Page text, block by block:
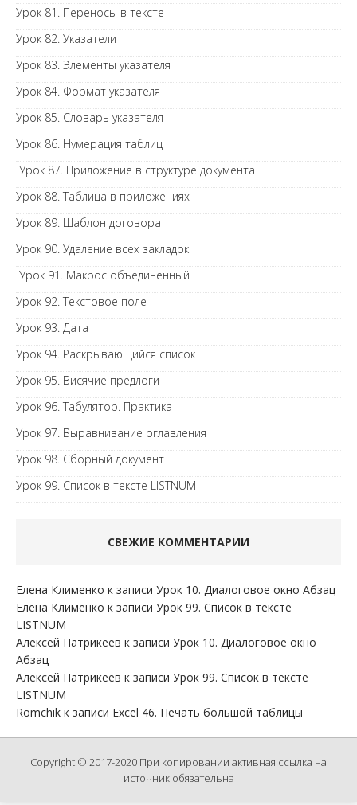
Урок 81. Переносы в тексте
Урок 82. Указатели
Урок 83. Элементы указателя
Урок 84. Формат указателя
Урок 85. Словарь указателя
Урок 86. Нумерация таблиц
Урок 87. Приложение в структуре документа
Урок 88. Таблица в приложениях
Урок 89. Шаблон договора
Урок 90. Удаление всех закладок
Урок 91. Макрос объединенный
Урок 92. Текстовое поле
Урок 93. Дата
Урок 94. Раскрывающийся список
Урок 95. Висячие предлоги
Урок 96. Табулятор. Практика
Урок 97. Выравнивание оглавления
Урок 98. Сборный документ
Урок 99. Список в тексте LISTNUM
СВЕЖИЕ КОММЕНТАРИИ
Елена Клименко к записи Урок 10. Диалоговое окно Абзац
Елена Клименко к записи Урок 99. Список в тексте
LISTNUM
Алексей Патрикеев к записи Урок 10. Диалоговое окно
Абзац
Алексей Патрикеев к записи Урок 99. Список в тексте
LISTNUM
Romchik к записи Excel 46. Печать большой таблицы
Copyright © 2017-2020 При копировании активная ссылка на
источник обязательна